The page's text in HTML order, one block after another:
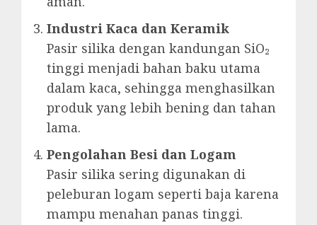
Industri Kaca dan Keramik
Pasir silika dengan kandungan SiO₂
tinggi menjadi bahan baku utama
dalam kaca, sehingga menghasilkan
produk yang lebih bening dan tahan
lama.
Pengolahan Besi dan Logam
Pasir silika sering digunakan di
peleburan logam seperti baja karena
mampu menahan panas tinggi.